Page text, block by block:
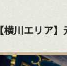
【横川エリア